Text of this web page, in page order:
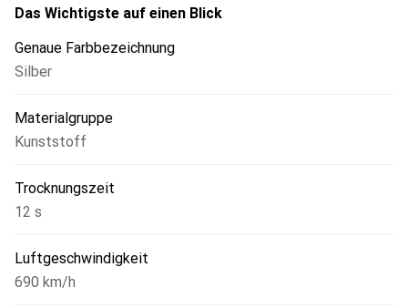
Polycarbonat. Art der antibakteriellen Beschichtung: Beim
Zusatz in der Farbe und kann dazu beitragen,
Bakterienwachstum zu verhindern. Berührungsfreie
Sekunden.
Das Wichtigste auf einen Blick
Genaue Farbbezeichnung
Silber
Materialgruppe
Kunststoff
Trocknungszeit
12 s
Luftgeschwindigkeit
690 km/h